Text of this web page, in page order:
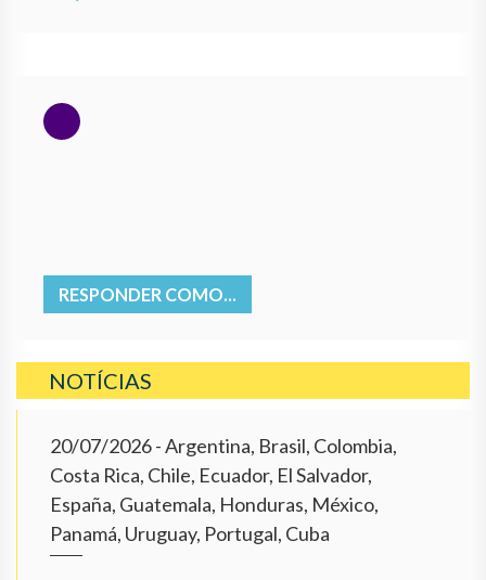
RESPONDER COMO...
NOTÍCIAS
20/07/2026- Argentina, Brasil, Colombia,
Costa Rica, Chile, Ecuador, El Salvador,
España, Guatemala, Honduras, México,
Panamá, Uruguay, Portugal, Cuba